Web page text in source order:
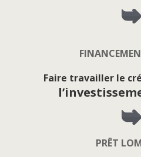
Faire travailler le
PRÊT